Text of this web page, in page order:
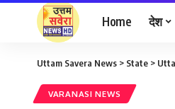
Home देश
Uttam Savera News > State >
VARANASI NEWS